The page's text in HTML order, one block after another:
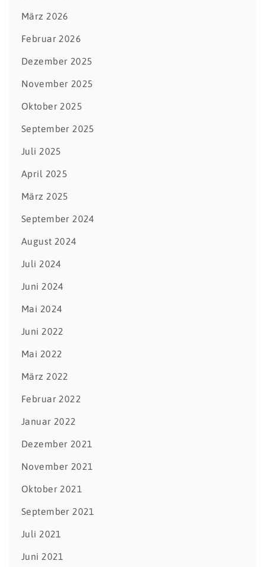
März 2026
Februar 2026
Dezember 2025
November 2025
Oktober 2025
September 2025
Juli 2025
April 2025
März 2025
September 2024
August 2024
Juli 2024
Juni 2024
Mai 2024
Juni 2022
Mai 2022
März 2022
Februar 2022
Januar 2022
Dezember 2021
November 2021
Oktober 2021
September 2021
Juli 2021
Juni 2021